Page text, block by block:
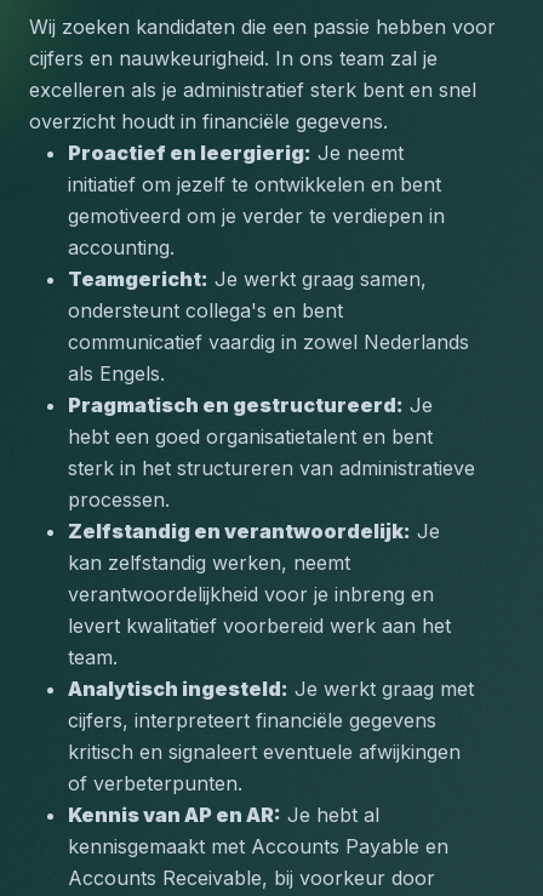
Wij zoeken kandidaten die een passie hebben voor
cijfers en nauwkeurigheid. In ons team zal je
excelleren als je administratief sterk bent en snel
overzicht houdt in financiële gegevens.
Proactief en leergierig: Je neemt
initiatief om jezelf te ontwikkelen en bent
gemotiveerd om je verder te verdiepen in
accounting.
Teamgericht: Je werkt graag samen,
ondersteunt collega's en bent
communicatief vaardig in zowel Nederlands
als Engels.
Pragmatisch en gestructureerd: Je
hebt een goed organisatietalent en bent
sterk in het structureren van administratieve
processen.
Zelfstandig en verantwoordelijk: Je
kan zelfstandig werken, neemt
verantwoordelijkheid voor je inbreng en
levert kwalitatief voorbereid werk aan het
team.
Analytisch ingesteld: Je werkt graag met
cijfers, interpreteert financiële gegevens
kritisch en signaleert eventuele afwijkingen
of verbeterpunten.
Kennis van AP en AR: Je hebt al
kennisgemaakt met Accounts Payable en
Accounts Receivable, bij voorkeur door